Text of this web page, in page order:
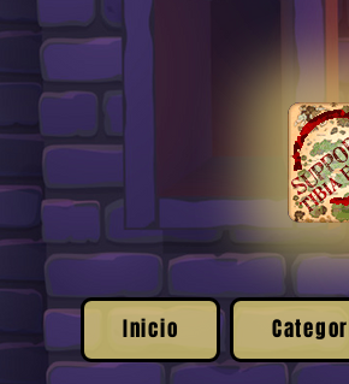
Inicio